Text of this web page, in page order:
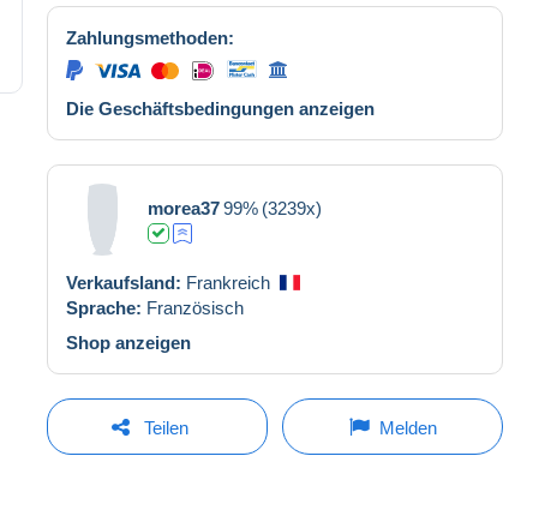
Zahlungsmethoden:
Die Geschäftsbedingungen anzeigen
morea3799% (3239x)
Verkaufsland: Frankreich
Sprache: Französisch
Shop anzeigen
Teilen Melden